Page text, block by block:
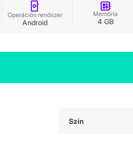
Operációs rendszer
Android
Memória
4 GB
Szín